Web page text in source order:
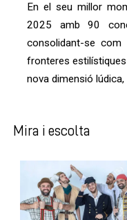
En el seu millor
2025 amb 90
consolidant-se
fronteres
nova dimensió
Mira i escolta